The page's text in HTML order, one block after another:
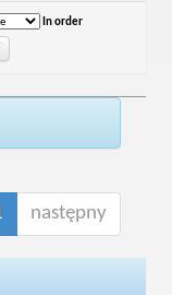
In order
następny